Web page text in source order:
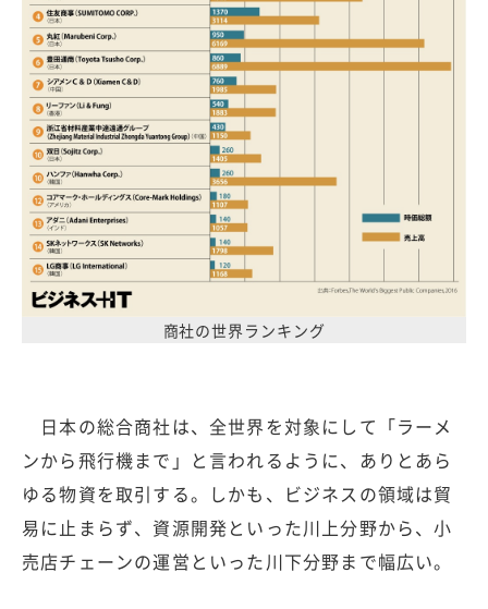
商社の世界ランキング
日本の総合商社は、全世界を対象にして「ラーメ
ンから飛行機まで」と言われるように、ありとあら
ゆる物資を取引する。しかも、ビジネスの領域は貿
易に止まらず、資源開発といった川上分野から、小
売店チェーンの運営といった川下分野まで幅広い。